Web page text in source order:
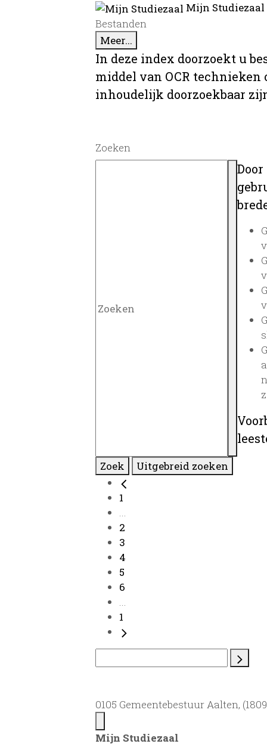
Mijn
Bestanden
Meer...
In deze index doorzoekt u
middel van OCR
inhoudelijk doorzoekbaar
Zoeken
Zoek Uitgebreid zoeken
1
...
2
3
4
5
6
...
1
0105 Gemeentebestuur Aalten,
Mijn Studiezaal